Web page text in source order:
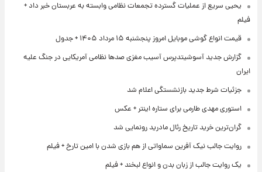
یحیی سریع از عملیات گسترده تجمعات نظامی وابسته به عربستان خبر داد +
فیلم
قیمت انواع گوشی موبایل امروز پنجشنبه ۱۵ مرداد ۱۴۰۵ + جدول
گزارش جدید آسوشیتدپرس آسیب مغزی صدها نظامی آمریکایی در جنگ علیه
ایران
جزئیات شرط جدید بازنشستگی اعلام شد
استوری مهدی طارمی برای ستاره اینتر + عکس
گران‌ترین خرید تاریخ رئال مادرید رونمایی شد
روایت جالب نیک آفرین سماواتی از هم بازی شدن با امین تارخ + فیلم
یک روایت جالب از زبان بدن و انواع لبخند + فیلم